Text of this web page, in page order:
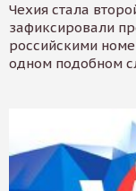
Чехия стала
зафиксировали
российскими
одном подобном